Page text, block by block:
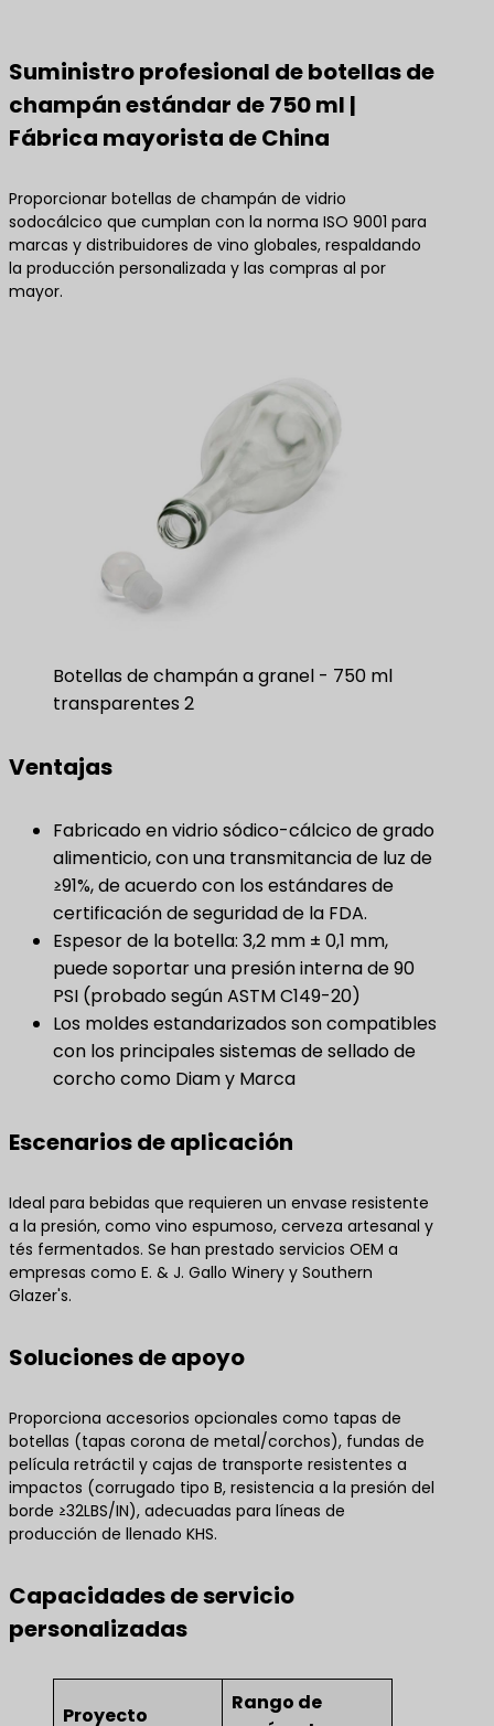
Suministro profesional de botellas de
champán estándar de 750 ml |
Fábrica mayorista de China
Proporcionar botellas de champán de vidrio
sodocálcico que cumplan con la norma ISO 9001 para
marcas y distribuidores de vino globales, respaldando
la producción personalizada y las compras al por
mayor.
Botellas de champán a granel - 750 ml
transparentes 2
Ventajas
Fabricado en vidrio sódico-cálcico de grado
alimenticio, con una transmitancia de luz de
≥91%, de acuerdo con los estándares de
certificación de seguridad de la FDA.
Espesor de la botella: 3,2 mm ± 0,1 mm,
puede soportar una presión interna de 90
PSI (probado según ASTM C149-20)
Los moldes estandarizados son compatibles
con los principales sistemas de sellado de
corcho como Diam y Marca
Escenarios de aplicación
Ideal para bebidas que requieren un envase resistente
a la presión, como vino espumoso, cerveza artesanal y
tés fermentados. Se han prestado servicios OEM a
empresas como E. & J. Gallo Winery y Southern
Glazer's.
Soluciones de apoyo
Proporciona accesorios opcionales como tapas de
botellas (tapas corona de metal/corchos), fundas de
película retráctil y cajas de transporte resistentes a
impactos (corrugado tipo B, resistencia a la presión del
borde ≥32LBS/IN), adecuadas para líneas de
producción de llenado KHS.
Capacidades de servicio
personalizadas
Proyecto
Rango de